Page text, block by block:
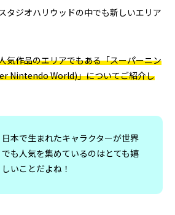
なぜ世界で売れる
清食品の世界展
アラスカのオーロ
タジオハリウッドの中でも新しいエリア
気作品のエリアでもある「スーパーニン
Nintendo World)」についてご紹介し
日本で生まれたキャラクターが世界
でも人気を集めているのはとても嬉
しいことだよね！